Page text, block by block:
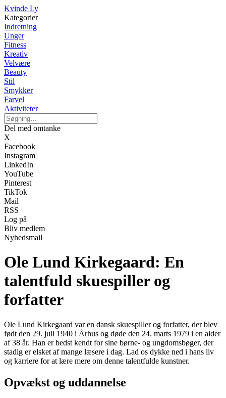
Kvinde Ly
Kategorier
Indretning
Unger
Fitness
Kreativ
Velvære
Beauty
Stil
Smykker
Farvel
Aktiviteter
Del med omtanke
X
Facebook
Instagram
LinkedIn
YouTube
Pinterest
TikTok
Mail
RSS
Log på
Bliv medlem
Nyhedsmail
Ole Lund Kirkegaard: En
talentfuld skuespiller og
forfatter
Ole Lund Kirkegaard var en dansk skuespiller og forfatter, der blev
født den 29. juli 1940 i Århus og døde den 24. marts 1979 i en alder
af 38 år. Han er bedst kendt for sine børne- og ungdomsbøger, der
stadig er elsket af mange læsere i dag. Lad os dykke ned i hans liv
og karriere for at lære mere om denne talentfulde kunstner.
Opvækst og uddannelse